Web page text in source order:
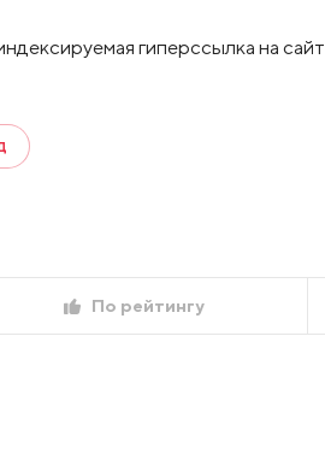
гиперссылка на сайт
По рейтингу